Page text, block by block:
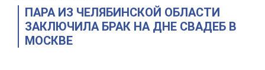
ПАРА ИЗ ЧЕЛЯБИНСКОЙ ОБЛАСТИ
ЗАКЛЮЧИЛА БРАК НА ДНЕ СВАДЕБ В
МОСКВЕ